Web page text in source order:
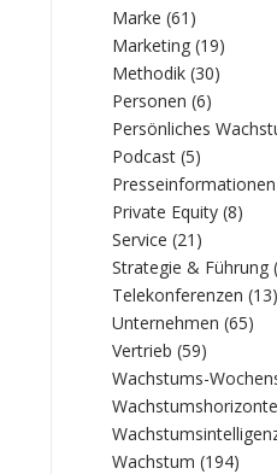
Marke (61)
Marketing (19)
Methodik (30)
Personen (6)
Persönliches
Podcast (5)
Presseinformationen
Private Equity (8)
Service (21)
Strategie & Führung
Telekonferenzen (13)
Unternehmen (65)
Vertrieb (59)
Wachstums-
Wachstumshorizonte
Wachstum (194)